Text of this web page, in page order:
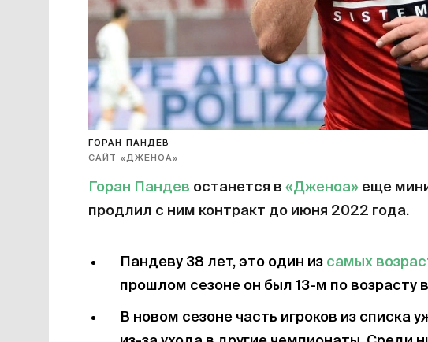
ГОРАН ПАНДЕВ
САЙТ «ДЖЕНОА»
Горан Пандев останется в «Дженоа» еще
продлил с ним контракт до июня 2022 года.
Пандеву 38 лет, это один из самых
прошлом сезоне он был 13-м по возрасту
В новом сезоне часть игроков из списка